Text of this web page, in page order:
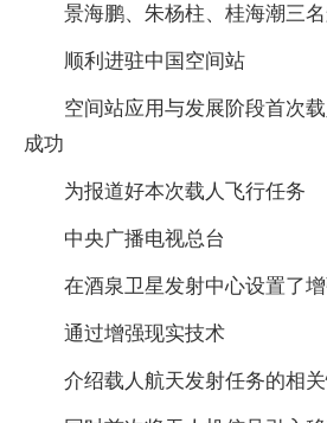
景海鹏、朱杨柱、桂海潮三
顺利进驻中国空间站
空间站应用与发展阶段首次
成功
为报道好本次载人飞行任务
中央广播电视总台
在酒泉卫星发射中心设置了
通过增强现实技术
介绍载人航天发射任务的相